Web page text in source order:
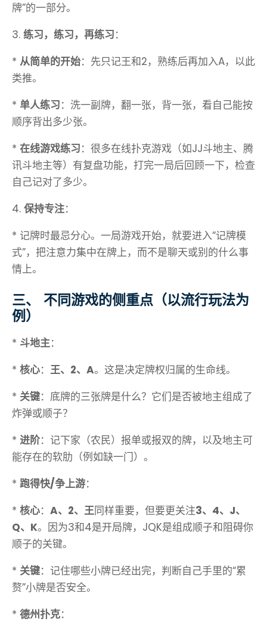
牌”的一部分。
3. 练习，练习，再练习：
* 从简单的开始：先只记王和2，熟练后再加入A，以此
类推。
* 单人练习：洗一副牌，翻一张，背一张，看自己能按
顺序背出多少张。
* 在线游戏练习：很多在线扑克游戏（如JJ斗地主、腾
讯斗地主等）有复盘功能，打完一局后回顾一下，检查
自己记对了多少。
4. 保持专注：
* 记牌时最忌分心。一局游戏开始，就要进入“记牌模
式”，把注意力集中在牌上，而不是聊天或别的什么事
情上。
三、 不同游戏的侧重点（以流行玩法为
例）
* 斗地主：
* 核心： 王、2、A。这是决定牌权归属的生命线。
* 关键：底牌的三张牌是什么？它们是否被地主组成了
炸弹或顺子？
* 进阶：记下家（农民）报单或报双的牌，以及地主可
能存在的软肋（例如缺一门）。
* 跑得快/争上游：
* 核心： A、2、王同样重要，但要更关注3、4、J、
Q、K。因为3和4是开局牌，JQK是组成顺子和阻碍你
顺子的关键。
* 关键：记住哪些小牌已经出完，判断自己手里的“累
赘”小牌是否安全。
* 德州扑克：